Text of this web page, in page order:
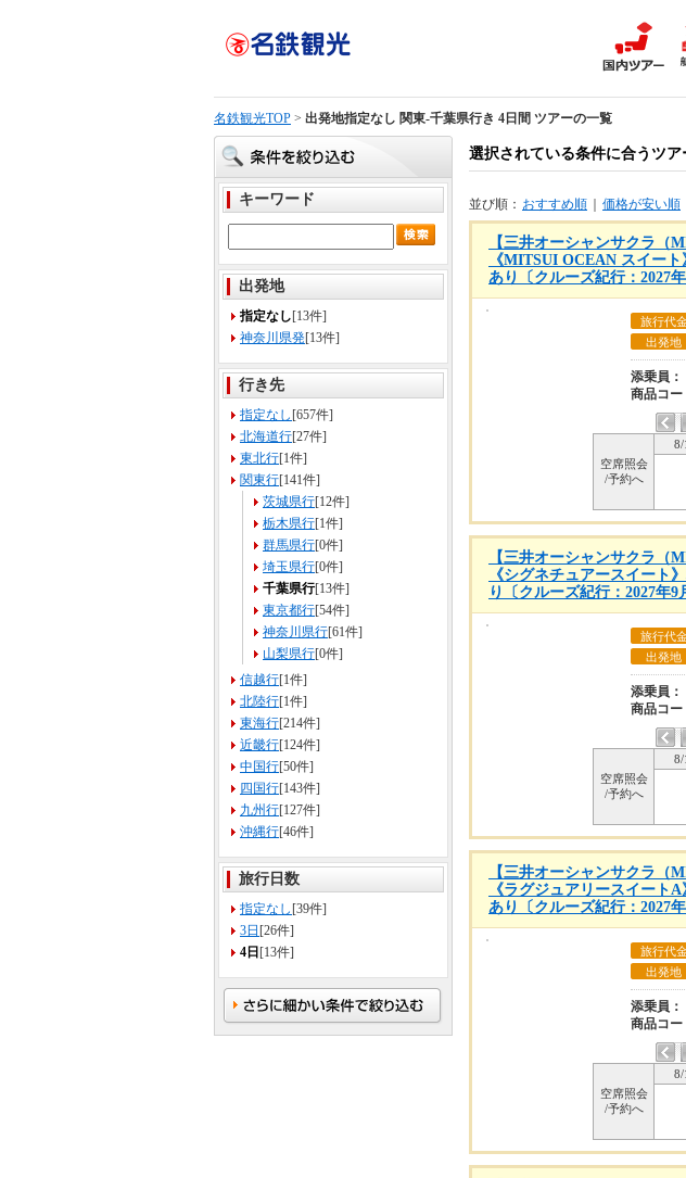
名鉄観光TOP > 出発地指定なし 関東-千葉県行き 4日間 ツアーの一覧
キーワード
出発地
指定なし[13件]
神奈川県発[13件]
行き先
指定なし [657件]
北海道行[27件]
東北行[1件]
関東行[141件]
茨城県行[12件]
栃木県行[1件]
群馬県行[0件]
埼玉県行[0件]
千葉県行[13件]
東京都行[54件]
神奈川県行[61件]
山梨県行[0件]
信越行[1件]
北陸行[1件]
東海行[214件]
近畿行[124件]
中国行[50件]
四国行[143件]
九州行[127件]
沖縄行[46件]
旅行日数
指定なし [39件]
3日 [26件]
4日 [13件]
選択されている条件に合うツア
並び順： おすすめ順 価格が安い順
【三井オーシャンサクラ（
《MITSUI OCEAN スイー
あり〔クルーズ紀行：2027年
旅行代
出発地
添乗員：
商品コー
空席照会
/予約へ
8/
【三井オーシャンサクラ（
《シグネチュアースイート
り〔クルーズ紀行：2027年9
旅行代
出発地
添乗員：
商品コー
空席照会
/予約へ
8/
【三井オーシャンサクラ（
《ラグジュアリースイート
あり〔クルーズ紀行：2027年
旅行代
出発地
添乗員：
商品コー
空席照会
/予約へ
8/